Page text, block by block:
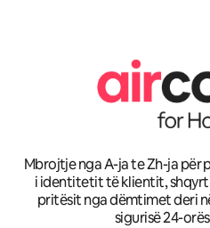
Mbrojtje nga A-ja te Zh-ja për
i identitetit të klientit,
pritësit nga dëmtimet deri
sigurisë 24-